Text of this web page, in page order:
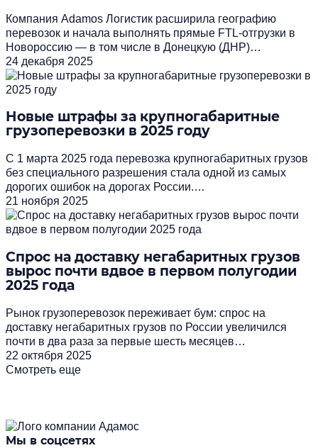
Компания Adamos Логистик расширила географию
перевозок и начала выполнять прямые FTL‑отгрузки в
Новороссию — в том числе в Донецкую (ДНР)…
24 декабря 2025
Новые штрафы за крупногабаритные
грузоперевозки в 2025 году
С 1 марта 2025 года перевозка крупногабаритных грузов
без специального разрешения стала одной из самых
дорогих ошибок на дорогах России.…
21 ноября 2025
Спрос на доставку негабаритных грузов
вырос почти вдвое в первом полугодии
2025 года
Рынок грузоперевозок переживает бум: спрос на
доставку негабаритных грузов по России увеличился
почти в два раза за первые шесть месяцев…
22 октября 2025
Смотреть еще
Мы в соцсетях